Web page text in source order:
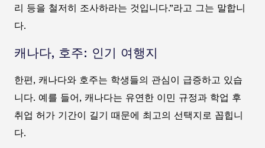
리 등을 철저히 조사하라는 것입니다.”라고 그는 말합니
다.
캐나다, 호주: 인기 여행지
한편, 캐나다와 호주는 학생들의 관심이 급증하고 있습
니다. 예를 들어, 캐나다는 유연한 이민 규정과 학업 후
취업 허가 기간이 길기 때문에 최고의 선택지로 꼽힙니
다.